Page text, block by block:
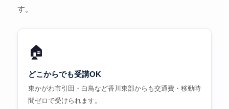
す。
🏠
どこからでも受講OK
東かがわ市引田・白鳥など香川東部からも交通費・移動時
間ゼロで受けられます。